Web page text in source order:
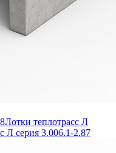
Лотки теплотрасс Л
Л серия 3.006.1-2.87